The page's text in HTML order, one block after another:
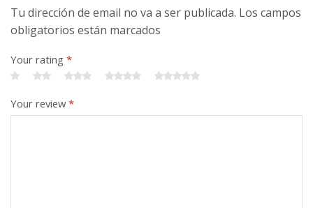
Tu dirección de email no va a ser publicada. Los campos
obligatorios están marcados
Your rating *
Your review*